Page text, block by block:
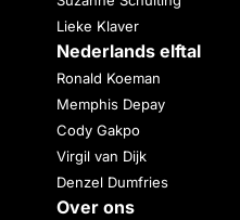
Lieke Klaver
Nederlands elftal
Ronald Koeman
Memphis Depay
Cody Gakpo
Virgil van Dijk
Denzel Dumfries
Over ons